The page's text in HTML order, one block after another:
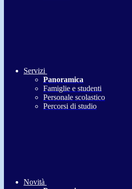
Servizi
Panoramica
Famiglie e studenti
Personale scolastico
Percorsi di studio
Novità